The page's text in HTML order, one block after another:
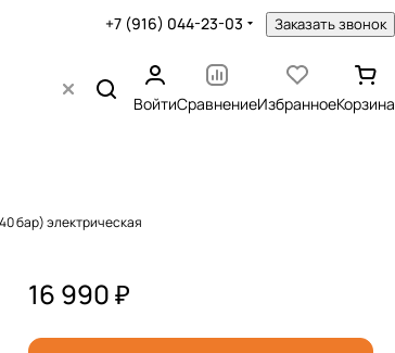
+7 (916) 044-23-03 Заказать звонок
ВойтиСравнениеИзбранноеКорзина
бар) электрическая
16 990 ₽